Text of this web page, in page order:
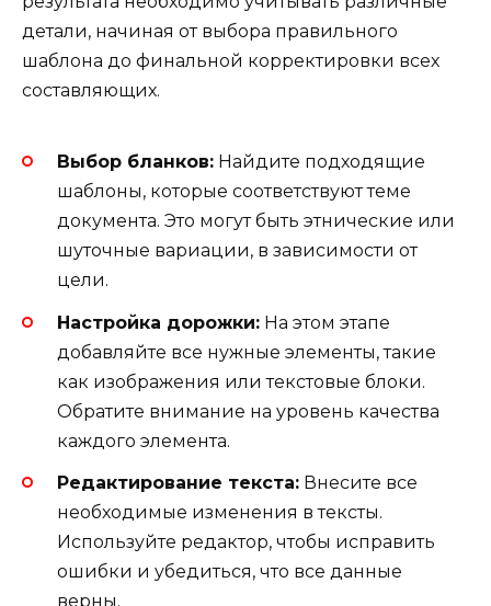
детали, начиная от выбора правильного
шаблона до финальной корректировки всех
составляющих.
Выбор бланков: Найдите подходящие
шаблоны, которые соответствуют теме
документа. Это могут быть этнические или
шуточные вариации, в зависимости от
цели.
Настройка дорожки: На этом этапе
добавляйте все нужные элементы, такие
как изображения или текстовые блоки.
Обратите внимание на уровень качества
каждого элемента.
Редактирование текста: Внесите все
необходимые изменения в тексты.
Используйте редактор, чтобы исправить
ошибки и убедиться, что все данные
верны.